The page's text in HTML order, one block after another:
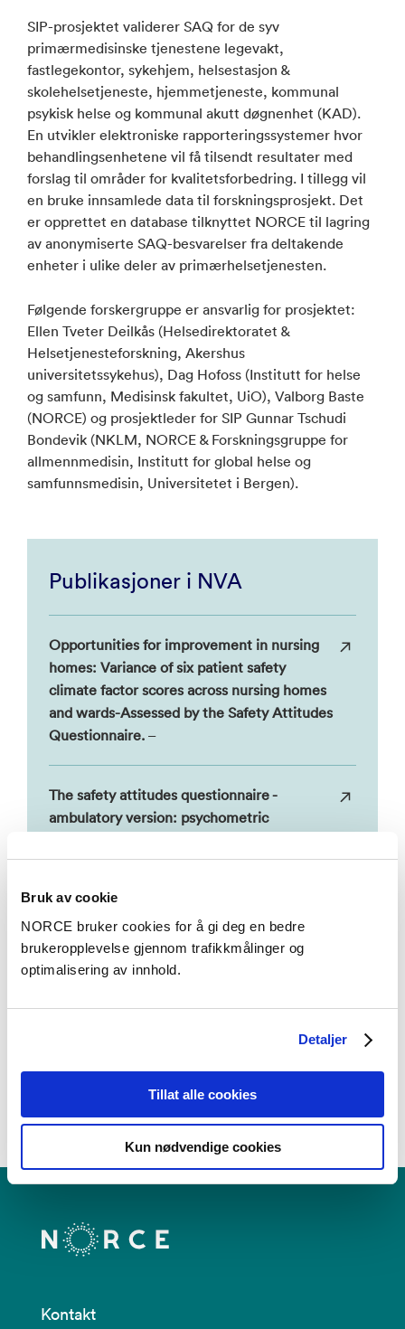
Bruk av cookie
NORCE bruker cookies for å gi deg en bedre
brukeropplevelse gjennom trafikkmålinger og
optimalisering av innhold.
Detaljer
Tillat alle cookies
Kun nødvendige cookies
SIP-prosjektet validerer SAQ for de syv
primærmedisinske tjenestene legevakt,
fastlegekontor, sykehjem, helsestasjon &
skolehelsetjeneste, hjemmetjeneste, kommunal
psykisk helse og kommunal akutt døgnenhet (KAD).
En utvikler elektroniske rapporteringssystemer hvor
behandlingsenhetene vil få tilsendt resultater med
forslag til områder for kvalitetsforbedring. I tillegg vil
en bruke innsamlede data til forskningsprosjekt. Det
er opprettet en database tilknyttet NORCE til lagring
av anonymiserte SAQ-besvarelser fra deltakende
enheter i ulike deler av primærhelsetjenesten.
Følgende forskergruppe er ansvarlig for prosjektet:
Ellen Tveter Deilkås (Helsedirektoratet &
Helsetjenesteforskning, Akershus
universitetssykehus), Dag Hofoss (Institutt for helse
og samfunn, Medisinsk fakultet, UiO), Valborg Baste
(NORCE) og prosjektleder for SIP Gunnar Tschudi
Bondevik (NKLM, NORCE & Forskningsgruppe for
allmennmedisin, Institutt for global helse og
samfunnsmedisin, Universitetet i Bergen).
Publikasjoner i NVA
Opportunities for improvement in nursing
homes: Variance of six patient safety
climate factor scores across nursing homes
and wards-Assessed by the Safety Attitudes
Questionnaire. –
The safety attitudes questionnaire -
ambulatory version: psychometric
nursing homes.–
Training and assessment of non-technical
skills in Norwegian helicopter emergency
services: a cross-sectional and longitudinal
Kontakt